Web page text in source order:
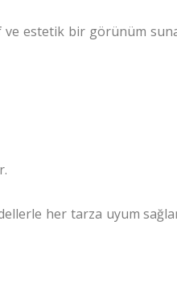
estetik bir görünüm
her tarza uyum